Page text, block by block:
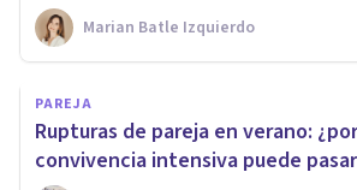
Marian Batle Izquierdo
PAREJA
Rupturas de pareja en verano:
convivencia intensiva puede